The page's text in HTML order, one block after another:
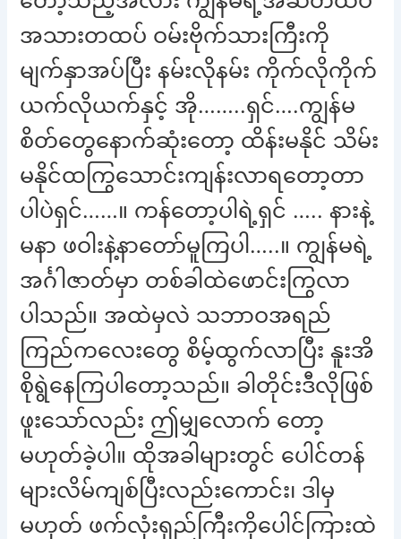
အသားတထပ် ဝမ်းဗိုက်သားကြီးကို
မျက်နှာအပ်ပြီး နမ်းလိုနမ်း ကိုက်လိုကိုက်
ယက်လိုယက်နှင့် အို……..ရှင်….ကျွန်မ
စိတ်တွေနောက်ဆုံးတော့ ထိန်းမနိုင် သိမ်း
မနိုင်ထကြွသောင်းကျန်းလာရတော့တာ
ပါပဲရှင်……။ ကန်တော့ပါရဲ့ရှင် ….. နားနဲ့
မနာ ဖဝါးနဲ့နာတော်မူကြပါ…..။ ကျွန်မရဲ့
အင်္ဂါဇာတ်မှာ တစ်ခါထဲဖောင်းကြွလာ
ပါသည်။ အထဲမှလဲ သဘာဝအရည်
ကြည်ကလေးတွေ စိမ့်ထွက်လာပြီး နူးအိ
စိုရွဲနေကြပါတော့သည်။ ခါတိုင်းဒီလိုဖြစ်
ဖူးသော်လည်း ဤမျှလောက် တော့
မဟုတ်ခဲ့ပါ။ ထိုအခါများတွင် ပေါင်တန်
များလိမ်ကျစ်ပြီးလည်းကောင်း၊ ဒါမှ
မဟုတ် ဖက်လုံးရှည်ကြီးကိုပေါင်ကြားထဲ